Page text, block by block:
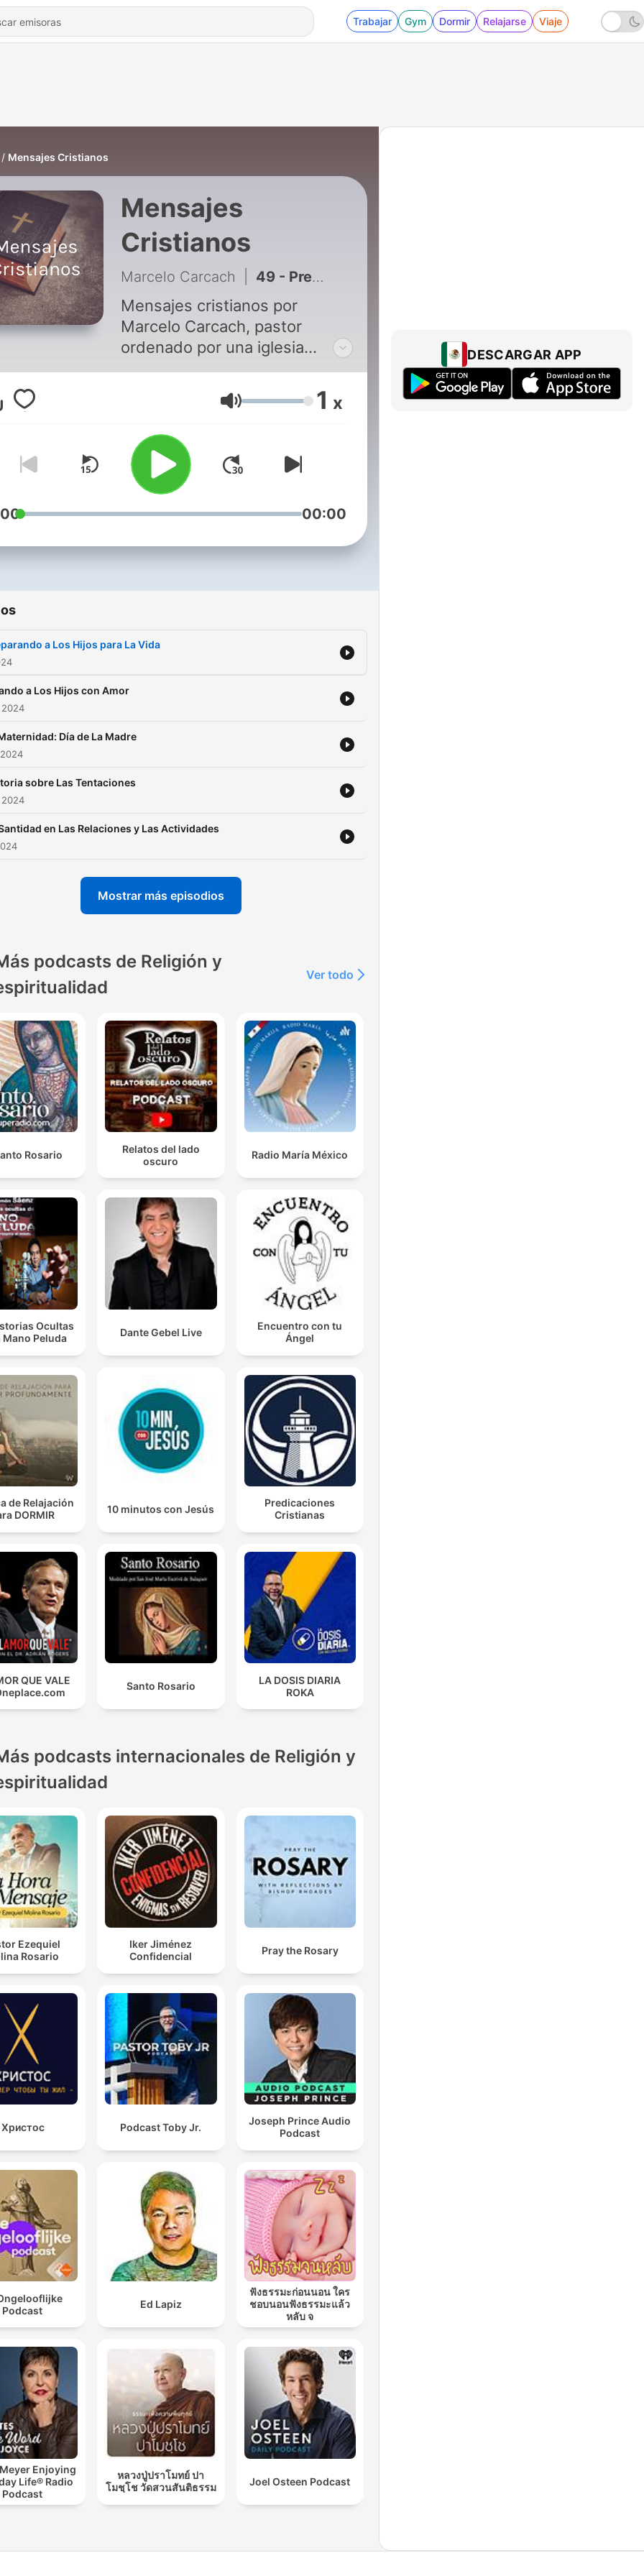
Trabajar Gym Dormir Relajarse Viaje
Mensajes Cristianos
Mensajes
Cristianos
Marcelo Carcach 49 - Preparando a Los Hijos para La Vida
Mensajes cristianos por
Marcelo Carcach, pastor
ordenado por una iglesia
bautista del sur en el estado
de Maryland (EE.UU).
Volumen 1 x
00:00
a Los Hijos para La Vida
a Los Hijos con Amor
Día de La Madre
sobre Las Tentaciones
en Las Relaciones y Las Actividades
Mostrar más episodios
podcasts de Religión y
Ver todo
Rosario
Relatos del lado
oscuro
Radio María México
Ocultas
Mano Peluda
Dante Gebel Live
Encuentro con tu
Ángel
de Relajación
DORMIR
10 minutos con Jesús
Predicaciones
Cristianas
QUE VALE
Santo Rosario
LA DOSIS DIARIA
ROKA
podcasts internacionales de Religión y
Ezequiel
Rosario
Iker Jiménez
Confidencial
Pray the Rosary
Христос Podcast Toby Jr.
Joseph Prince Audio
Podcast
Podcast
Ed Lapiz
ฟังธรรมะก่อนนอน ใคร
ชอบนอนฟังธรรมะแล้ว
หลับ จ
Enjoying
Life® Radio
Podcast
หลวงปู่ปราโมทย์ ปา
โมชฺโช วัดสวนสันติธรรม
Joel Osteen Podcast
DESCARGAR APP